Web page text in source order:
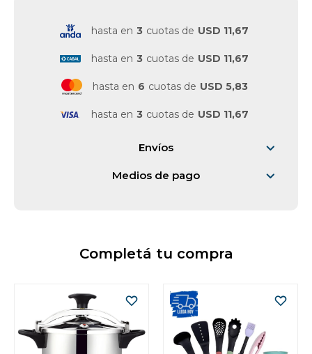
hasta en 3 cuotas de USD 11,67
hasta en 3 cuotas de USD 11,67
hasta en 6 cuotas de USD 5,83
hasta en 3 cuotas de USD 11,67
Envíos
Medios de pago
Completá tu compra
Gastronomía
Ferretería